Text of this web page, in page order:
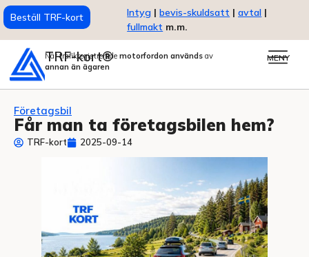
Beställ TRF-kort Intyg | bevis-skuldsatt | avtal |
fullmakt m.m.
TRF-kort®
När trafikregistrerade motorfordon används av
annan än ägaren
MENY
Företagsbil
Får man ta företagsbilen hem?
TRF-kort 2025-09-14